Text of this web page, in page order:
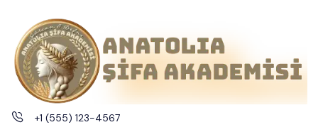
+1 (555) 123-4567